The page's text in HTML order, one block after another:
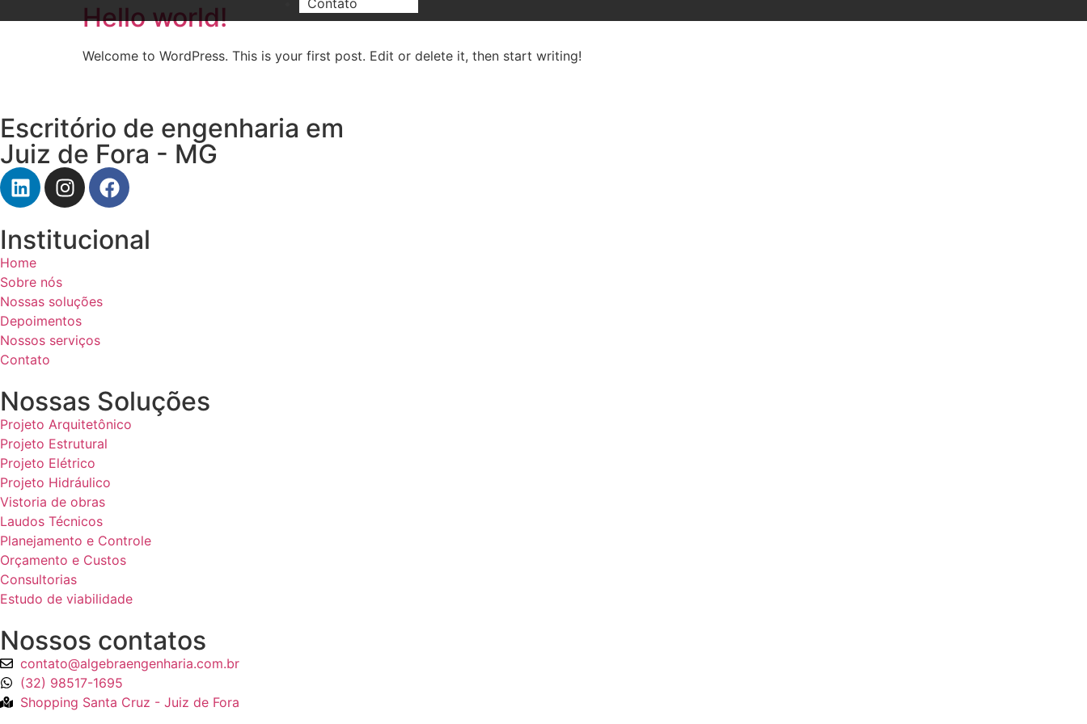
Contato
Hello world!
Welcome to WordPress. This is your first post. Edit or delete it, then start writing!
Escritório de engenharia em
Juiz de Fora - MG
Institucional
Home
Sobre nós
Nossas soluções
Depoimentos
Nossos serviços
Contato
Nossas Soluções
Projeto Arquitetônico
Projeto Estrutural
Projeto Elétrico
Projeto Hidráulico
Vistoria de obras
Laudos Técnicos
Planejamento e Controle
Orçamento e Custos
Consultorias
Estudo de viabilidade
Nossos contatos
contato@algebraengenharia.com.br
(32) 98517-1695
Shopping Santa Cruz - Juiz de Fora